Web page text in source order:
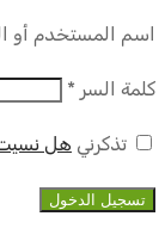
اسم المستخدم أو
كلمة السر * مطلوب
تذكرني هل نسيت
تسجيل الدخول